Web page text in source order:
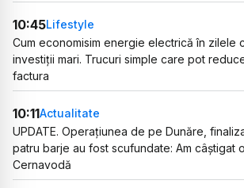
10:45Lifestyle
Cum economisim energie electrică în zilele
investiții mari. Trucuri simple care pot
factura
10:11Actualitate
UPDATE. Operațiunea de pe Dunăre,
patru barje au fost scufundate: Am câștigat
Cernavodă